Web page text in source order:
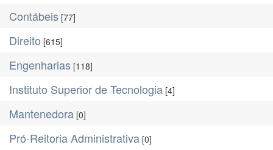
Contábeis [77]
Direito [615]
Engenharias [118]
Instituto Superior de Tecnologia [4]
Mantenedora [0]
Pró-Reitoria Administrativa [0]